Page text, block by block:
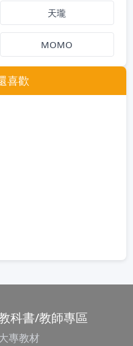
天瓏
MOMO
喜歡
科書/教師專區
專教材